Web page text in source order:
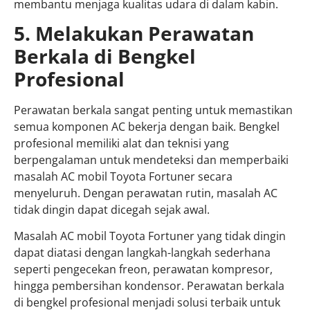
membantu menjaga kualitas udara di dalam kabin.
5. Melakukan Perawatan
Berkala di Bengkel
Profesional
Perawatan berkala sangat penting untuk memastikan
semua komponen AC bekerja dengan baik. Bengkel
profesional memiliki alat dan teknisi yang
berpengalaman untuk mendeteksi dan memperbaiki
masalah AC mobil Toyota Fortuner secara
menyeluruh. Dengan perawatan rutin, masalah AC
tidak dingin dapat dicegah sejak awal.
Masalah AC mobil Toyota Fortuner yang tidak dingin
dapat diatasi dengan langkah-langkah sederhana
seperti pengecekan freon, perawatan kompresor,
hingga pembersihan kondensor. Perawatan berkala
di bengkel profesional menjadi solusi terbaik untuk